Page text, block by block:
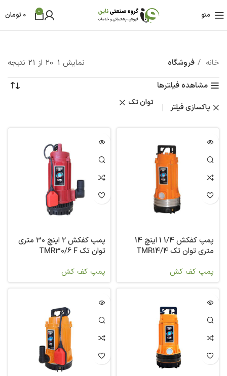
منو 0
0 تومان
خانه فروشگاه
نمایش 1–20 از 21 نتیجه
مشاهده فیلترها
پاکسازی فیلتر توان تک
پمپ کفکش 1/4 1 اینچ 14
متری توان تک TMR14/4
پمپ کف کش
پمپ کفکش 2 اینچ 30 متری
توان تک TMR30/6 F
پمپ کف کش